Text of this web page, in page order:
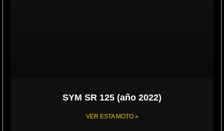
SYM SR 125 (año 2022)
VER ESTA MOTO »